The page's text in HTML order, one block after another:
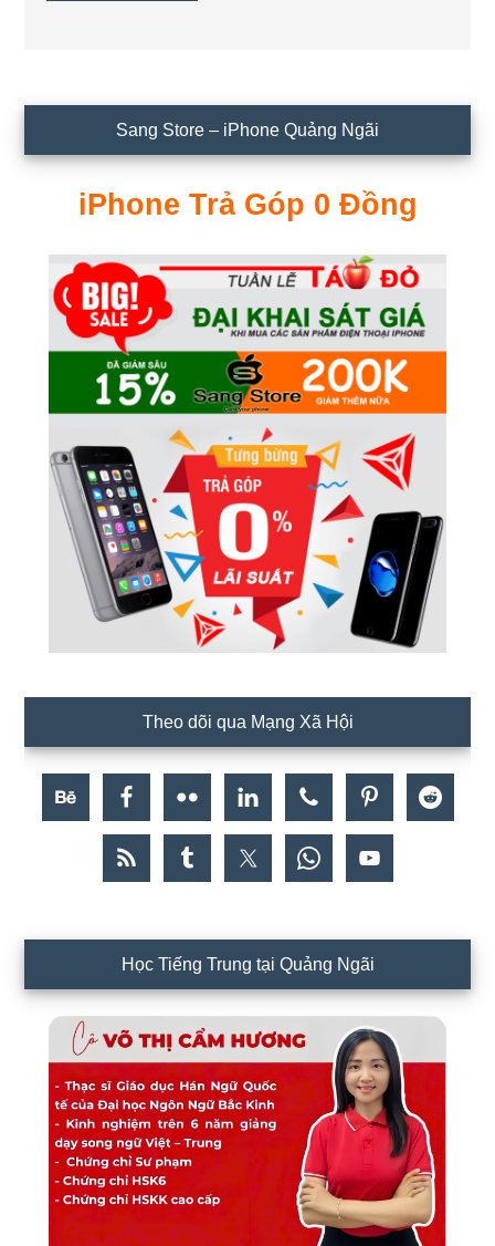
chính
Sang Store – iPhone Quảng Ngãi
iPhone Trả Góp 0 Đồng
Theo dõi qua Mạng Xã Hội
Học Tiếng Trung tại Quảng Ngãi